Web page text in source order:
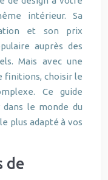
intérieur. Sa
et son prix
auprès des
Mais avec une
finitions, choisir le
Ce guide
le monde du
plus adapté à vos
de